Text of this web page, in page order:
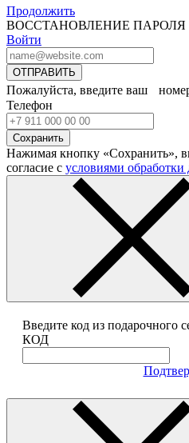
Продолжить
ВОССТАНОВЛЕНИЕ ПАРОЛЯ
Войти
ОТПРАВИТЬ
Пожалуйста, введите ваш
Телефон
Сохранить
Нажимая кнопку «Сохранить»,
согласие с условиями
Введите код из подарочного
КОД